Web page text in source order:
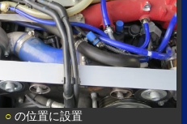
○ の位置に設置